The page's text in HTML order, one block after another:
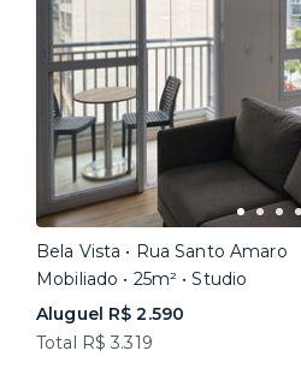
Bela Vista • Rua Santo Amaro
Mobiliado • 25m² • Studio
Aluguel R$ 2.590
Total R$ 3.319